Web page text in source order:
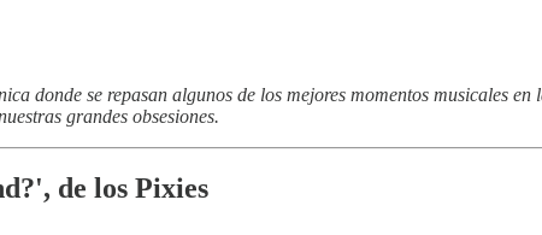
donde se repasan algunos de los mejores momentos musicales
grandes obsesiones.
de los Pixies